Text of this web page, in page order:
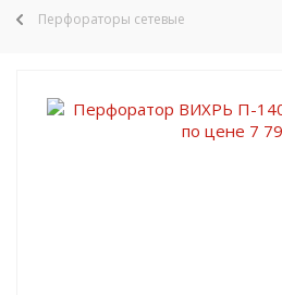
Перфораторы сетевые